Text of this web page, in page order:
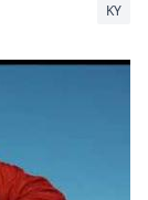
KY